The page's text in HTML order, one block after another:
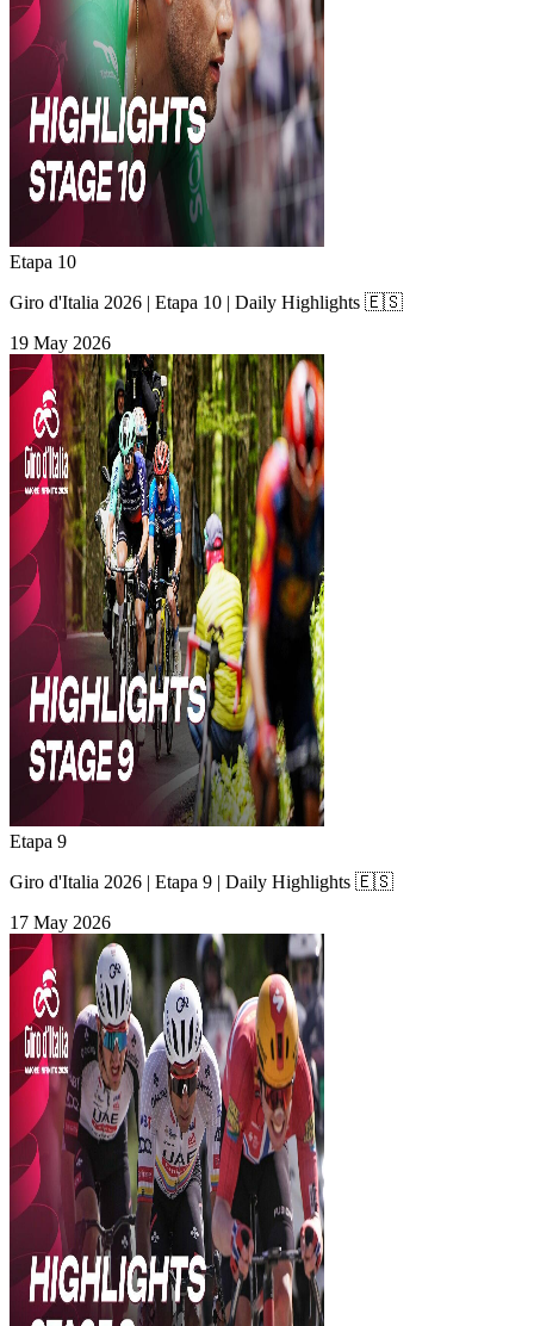
Etapa 10
Giro d'Italia 2026 | Etapa 10 | Daily Highlights 🇪🇸
19 May 2026
Etapa 9
Giro d'Italia 2026 | Etapa 9 | Daily Highlights 🇪🇸
17 May 2026